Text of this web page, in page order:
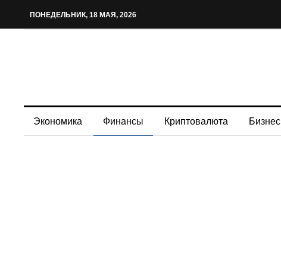
ПОНЕДЕЛЬНИК, 18 МАЯ, 2026
Экономика Финансы Криптовалюта Бизнес